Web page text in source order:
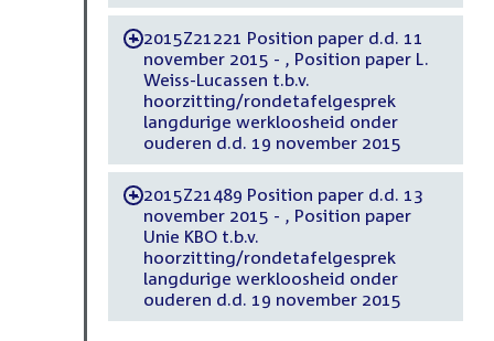
-2015Z21221 Position paper d.d. 11
november 2015 - , Position paper L.
Weiss-Lucassen t.b.v.
hoorzitting/rondetafelgesprek
langdurige werkloosheid onder
ouderen d.d. 19 november 2015
-2015Z21489 Position paper d.d. 13
november 2015 - , Position paper
Unie KBO t.b.v.
hoorzitting/rondetafelgesprek
langdurige werkloosheid onder
ouderen d.d. 19 november 2015